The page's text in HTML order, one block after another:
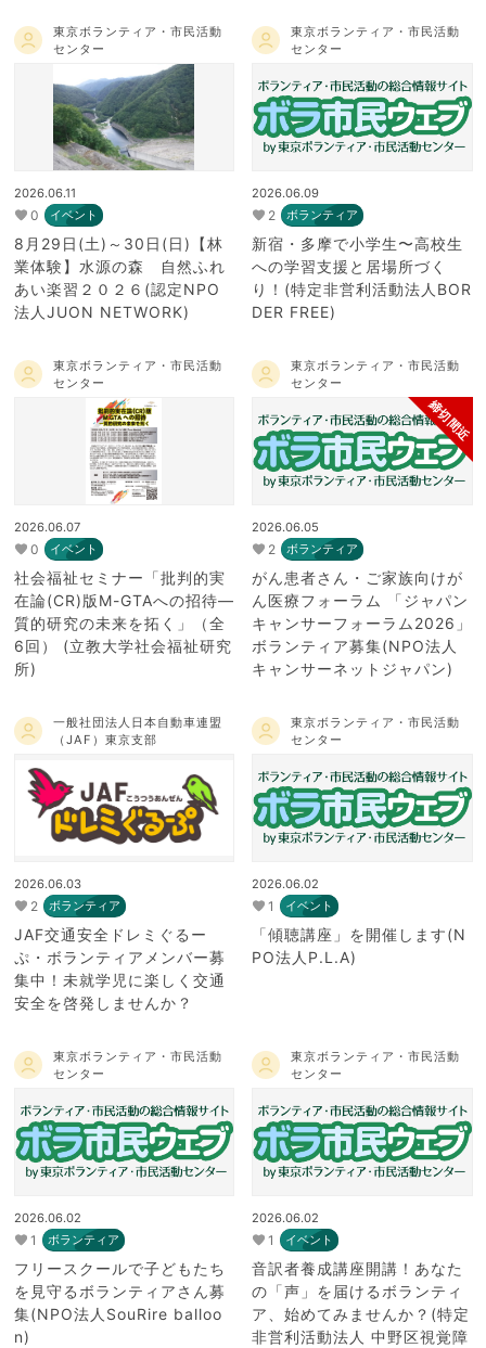
東京ボランティア・市民活動
センター
2026.06.11
0 イベント
8月29日(土)～30日(日)【林
業体験】水源の森 自然ふれ
あい楽習２０２６(認定NPO
法人JUON NETWORK)
東京ボランティア・市民活動
センター
2026.06.09
2 ボランティア
新宿・多摩で小学生〜高校生
への学習支援と居場所づく
り！(特定非営利活動法人BOR
DER FREE)
東京ボランティア・市民活動
センター
2026.06.07
0 イベント
社会福祉セミナー「批判的実
在論(CR)版M-GTAへの招待―
質的研究の未来を拓く」（全
6回） (立教大学社会福祉研究
所)
東京ボランティア・市民活動
センター
締切間近
2026.06.05
2 ボランティア
がん患者さん・ご家族向けが
ん医療フォーラム 「ジャパン
キャンサーフォーラム2026」
ボランティア募集(NPO法人
キャンサーネットジャパン)
一般社団法人日本自動車連盟
（JAF）東京支部
2026.06.03
2 ボランティア
JAF交通安全ドレミぐるー
ぷ・ボランティアメンバー募
集中！未就学児に楽しく交通
安全を啓発しませんか？
東京ボランティア・市民活動
センター
2026.06.02
1 イベント
「傾聴講座」を開催します(N
PO法人P.L.A)
東京ボランティア・市民活動
センター
2026.06.02
1 ボランティア
フリースクールで子どもたち
を見守るボランティアさん募
集(NPO法人SouRire balloo
n)
東京ボランティア・市民活動
センター
2026.06.02
1 イベント
音訳者養成講座開講！あなた
の「声」を届けるボランティ
ア、始めてみませんか？(特定
非営利活動法人 中野区視覚障